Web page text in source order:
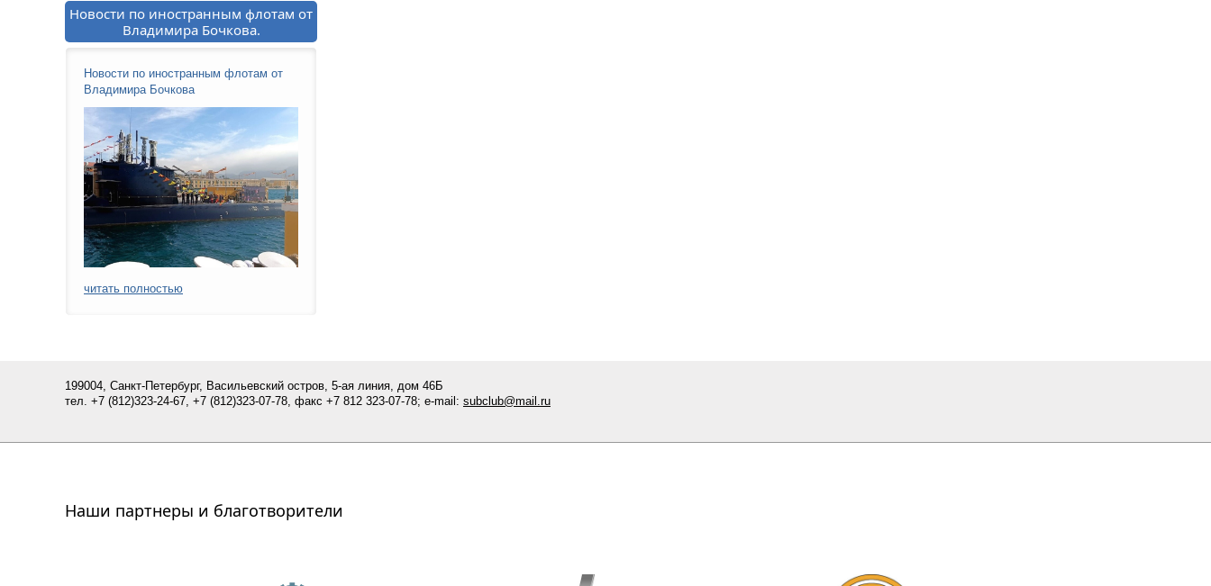
Новости по иностранным флотам от
Владимира Бочкова.
Новости по иностранным флотам от
Владимира Бочкова
читать полностью
199004, Санкт-Петербург, Васильевский остров, 5-ая линия, дом 46Б
тел. +7 (812)323-24-67, +7 (812)323-07-78, факс +7 812 323-07-78; e-mail: subclub@mail.ru
Наши партнеры и благотворители